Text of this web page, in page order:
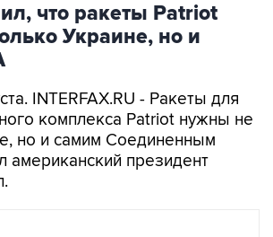
что ракеты Patriot
Украине, но и
INTERFAX.RU - Ракеты для
комплекса Patriot нужны не
но и самим Соединенным
американский президент